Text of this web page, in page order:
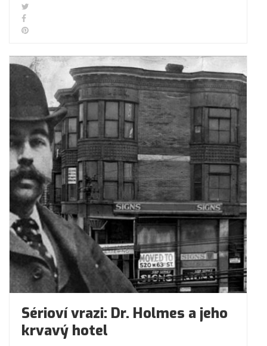
Sérioví vrazi: Dr. Holmes a jeho
krvavý hotel